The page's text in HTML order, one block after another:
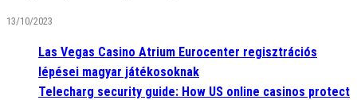
13/10/2023
Las Vegas Casino Atrium Eurocenter regisztrációs
lépései magyar játékosoknak
Telecharg security guide: How US online casinos protect